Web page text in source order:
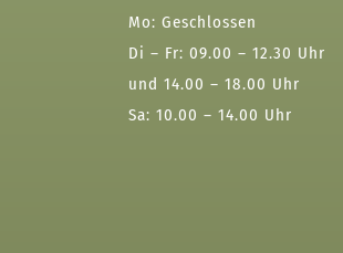
Mo: Geschlossen
Di – Fr: 09.00 – 12.30 Uhr
und 14.00 – 18.00 Uhr
Sa: 10.00 – 14.00 Uhr